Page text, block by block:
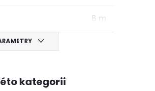
8 m
kategorii